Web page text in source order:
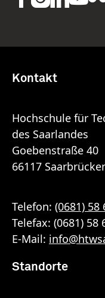
Kontakt
Hochschule für
des Saarlandes
Goebenstraße 40
66117
Telefon: (0681) 58
Telefax: (0681) 58
E-Mail: info@
Standorte